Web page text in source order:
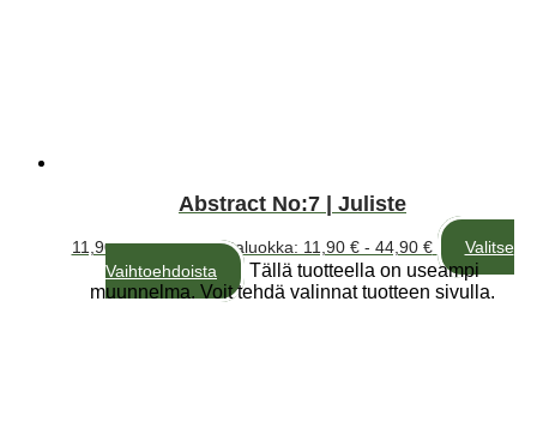
Abstract No:7 | Juliste
11,90€ – 44,90€Hintaluokka: 11,90 € - 44,90 €
Valitse
Vaihtoehdoista
Tällä tuotteella on useampi
muunnelma. Voit tehdä valinnat tuotteen sivulla.